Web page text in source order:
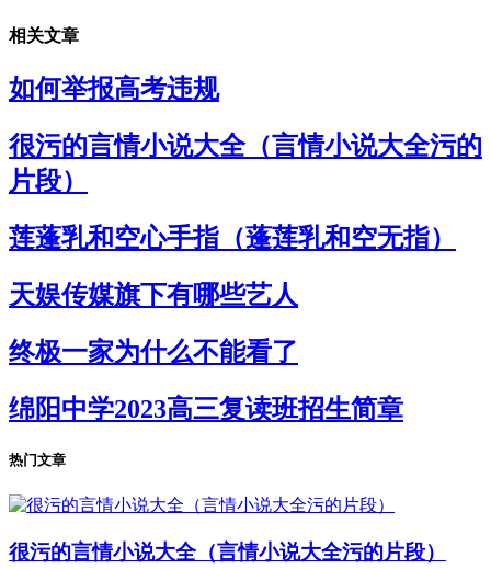
相关文章
如何举报高考违规
很污的言情小说大全（言情小说大全污的
片段）
莲蓬乳和空心手指（蓬莲乳和空无指）
天娱传媒旗下有哪些艺人
终极一家为什么不能看了
绵阳中学2023高三复读班招生简章
热门文章
很污的言情小说大全（言情小说大全污的片段）